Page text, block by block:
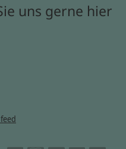
uns gerne hier
feed